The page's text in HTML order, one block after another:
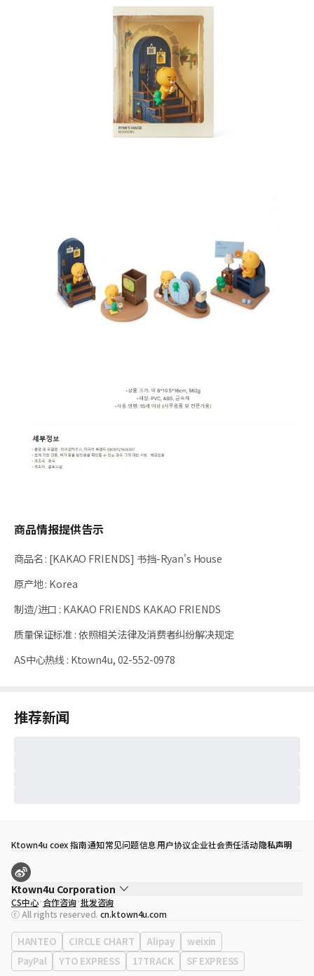
商品情报提供告示
商品名: [KAKAO FRIENDS] 书挡-Ryan's House
原产地: Korea
制造/进口 : KAKAO FRIENDS KAKAO FRIENDS
质量保证标准 :依照相关法律及消费者纠纷解决规定
AS中心热线 : Ktown4u, 02-552-0978
推荐新闻
Ktown4u coex 指南通知常见问题信息用户协议企业社会责任活动隐私声明
Ktown4u Corporation
代表
宋効珉
营业执照 120-87-71116
公司地址 首尔特别市 江南区 岭东大路 513号 3楼 （三成洞， coex)
CS中心 合作咨询 批发咨询
ⓒ All rights reserved. cn.ktown4u.com
HANTEO CIRCLE CHART Alipay
weixin
PayPal
YTO EXPRESS 17TRACK SF EXPRESS